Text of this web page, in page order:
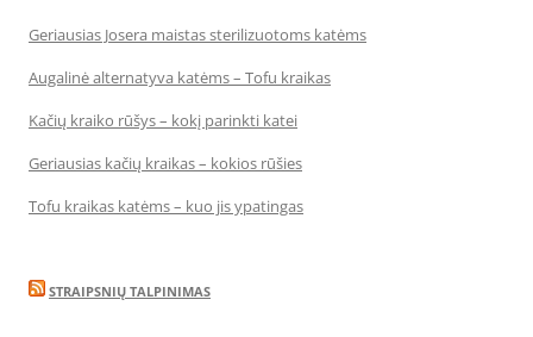
Geriausias Josera maistas sterilizuotoms katėms
Augalinė alternatyva katėms – Tofu kraikas
Kačių kraiko rūšys – kokį parinkti katei
Geriausias kačių kraikas – kokios rūšies
Tofu kraikas katėms – kuo jis ypatingas
STRAIPSNIŲ TALPINIMAS